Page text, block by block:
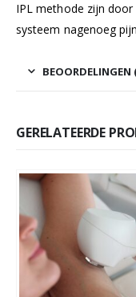
IPL methode zijn
systeem nagenoeg
BEOORDELINGEN
GERELATEERDE